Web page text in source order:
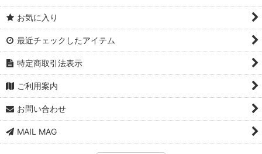
お気に入り
最近チェックしたアイテム
特定商取引法表示
ご利用案内
お問い合わせ
MAIL MAG